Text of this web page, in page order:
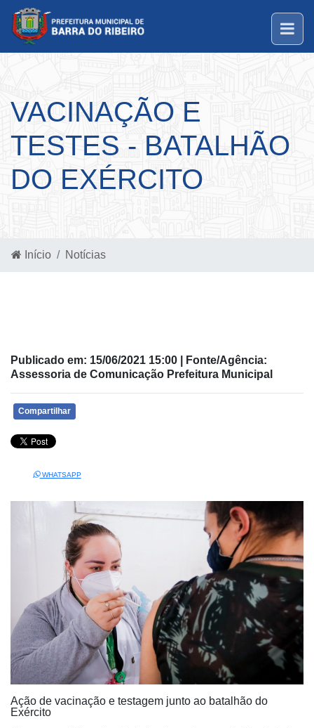
VACINAÇÃO E
TESTES - BATALHÃO
DO EXÉRCITO
Início Notícias
Publicado em: 15/06/2021 15:00 | Fonte/Agência:
Assessoria de Comunicação Prefeitura Municipal
Compartilhar
WHATSAPP
Ação de vacinação e testagem junto ao batalhão do
Exército